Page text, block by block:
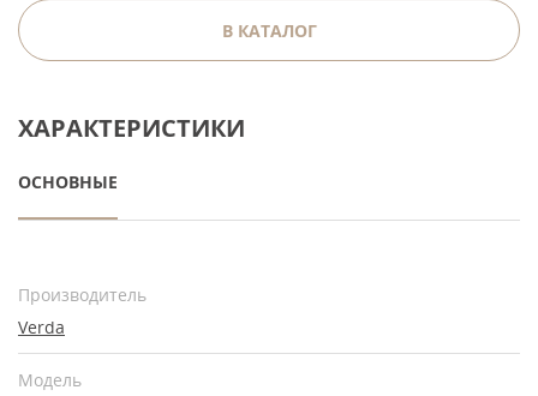
В КАТАЛОГ
ХАРАКТЕРИСТИКИ
ОСНОВНЫЕ
Производитель
Verda
Модель